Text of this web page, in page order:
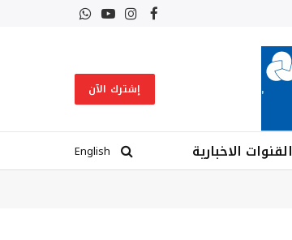
فيسبوكالانستغرام
يوتيوبواتساب
إشترك الآن
القنوات الاخبارية
English